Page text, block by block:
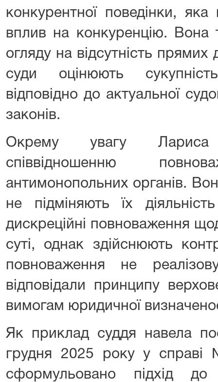
конкурентної поведінки,
вплив на конкуренцію.
огляду на відсутність прямих
суди оцінюють
відповідно до актуальної
законів.
Окрему увагу Лариса
співвідношенню
антимонопольних органів.
не підміняють їх
дискреційні повноваження
суті, однак здійснюють
повноваження не
відповідали принципу
вимогам юридичної
Як приклад суддя навела
грудня 2025 року у
сформульовано підхід до